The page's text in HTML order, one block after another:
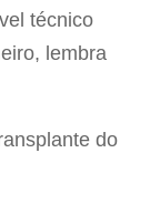
técnico
lembra
do